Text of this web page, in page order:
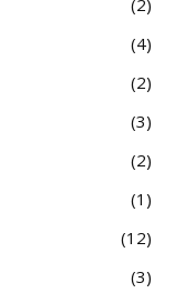
4
2
3
2
1
12
3